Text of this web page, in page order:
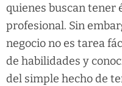
quienes buscan tener
profesional. Sin
negocio no es tarea
de habilidades y
del simple hecho de